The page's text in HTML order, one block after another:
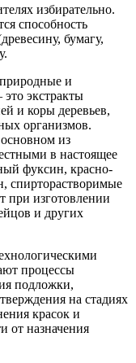
избирательно.
способность
бумагу,
и
это экстракты
и коры деревьев,
организмов.
из
в настоящее
фуксин, красно-
спирторастворимые
при изготовлении
и других
процессы
подложки,
на стадиях
красок и
от назначения